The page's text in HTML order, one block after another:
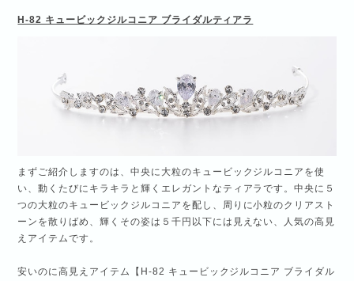
H-82 キュービックジルコニア ブライダルティアラ
まずご紹介しますのは、中央に大粒のキュービックジルコニアを使
い、動くたびにキラキラと輝くエレガントなティアラです。中央に５
つの大粒のキュービックジルコニアを配し、周りに小粒のクリアスト
ーンを散りばめ、輝くその姿は５千円以下には見えない、人気の高見
えアイテムです。
安いのに高見えアイテム【H-82 キュービックジルコニア ブライダル